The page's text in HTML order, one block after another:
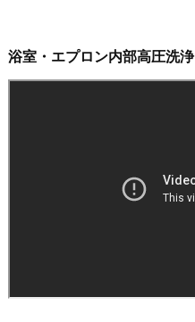
浴室・エプロン内部高圧洗浄